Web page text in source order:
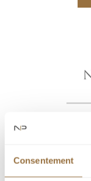
Consentement